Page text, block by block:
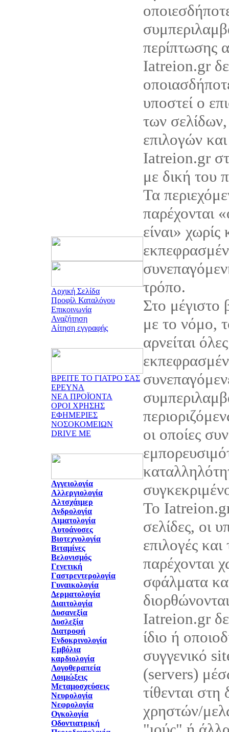
Αρχική Σελίδα
Προφίλ Καταλόγου
Επικοινωνία
Αναζήτηση
Αίτηση εγγραφής
ΒΡΕΙΤΕ ΤΟ ΓΙΑΤΡΟ ΣΑΣ
ΕΡΕΥΝΑ
ΝΕΑ ΠΡΟΪΟΝΤΑ
ΟΡΟΙ ΧΡΗΣΗΣ
ΕΦΗΜΕΡΙΕΣ
ΝΟΣΟΚΟΜΕΙΩΝ
DRIVE ME
Αγγειολογία
Αλλεργιολογία
Αλτσχάιμερ
Ανδρολογία
Αιματολογία
Αυτοάνοσες
Βιοτεχνολογία
Βιταμίνες
Βελονισμός
Γενετική
Γαστρεντερολογία
Γυναικολογία
Δερματολογία
Διαιτολογία
Δυσανεξία
Δυσλεξία
Διατροφή
Ενδοκρινολογία
Εμβόλια
καρδιολογία
Λογοθεραπεία
Λοιμώξεις
Μεταμοσχεύσεις
Νευρολογία
Νεφρολογία
Ογκολογία
Οδοντιατρική
περίπτωσης
Iatreion.gr
υποστεί ο
των
επιλογών
Iatreion.gr
με δική του
Τα
παρέχονται
είναι»
τρόπο.
Στο
με το νόμο,
αρνείται
οι οποίες
Το Iatreion.gr
σελίδες, οι
επιλογές
παρέχονται
σφάλματα
Iatreion.gr
ίδιο ή
συγγενικό
(servers)
τίθενται
χρηστών/